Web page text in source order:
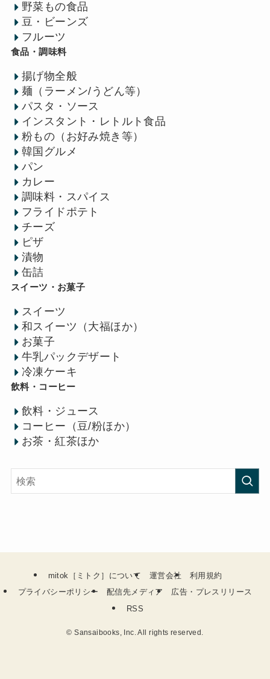
野菜もの食品
豆・ビーンズ
フルーツ
食品・調味料
揚げ物全般
麺（ラーメン/うどん等）
パスタ・ソース
インスタント・レトルト食品
粉もの（お好み焼き等）
韓国グルメ
パン
カレー
調味料・スパイス
フライドポテト
チーズ
ピザ
漬物
缶詰
スイーツ・お菓子
スイーツ
和スイーツ（大福ほか）
お菓子
牛乳パックデザート
冷凍ケーキ
飲料・コーヒー
飲料・ジュース
コーヒー（豆/粉ほか）
お茶・紅茶ほか
mitok［ミトク］について 運営会社
利用規約
プライバシーポリシー
配信先メディア
広告・プレスリリース
RSS
© Sansaibooks, Inc. All rights reserved.